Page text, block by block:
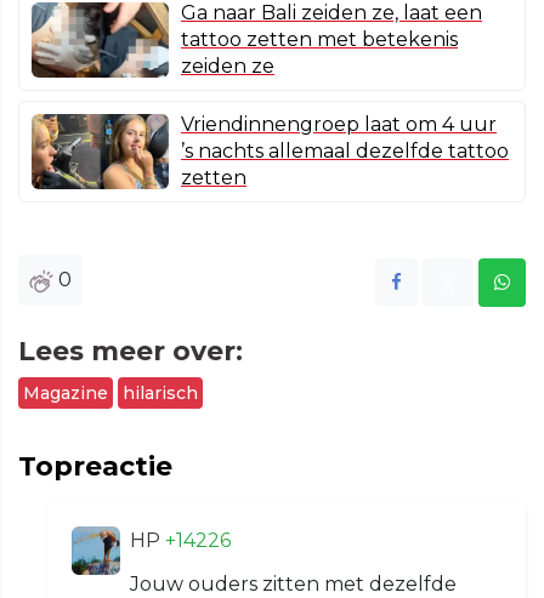
Ga naar Bali zeiden ze, laat een
tattoo zetten met betekenis
zeiden ze
Vriendinnengroep laat om 4 uur
’s nachts allemaal dezelfde tattoo
zetten
0
Lees meer over:
Magazine hilarisch
Topreactie
HP +14226
Jouw ouders zitten met dezelfde